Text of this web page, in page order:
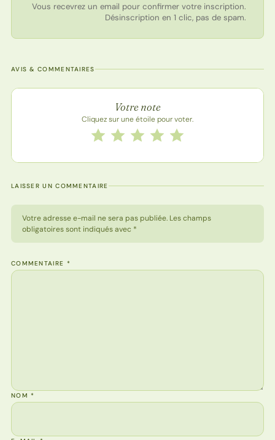
Vous recevrez un email pour confirmer votre inscription.
Désinscription en 1 clic, pas de spam.
AVIS & COMMENTAIRES
Note de la recette
Votre note
Cliquez sur une étoile pour voter.
Notez cette recette de 1 à 5 étoiles
5 étoiles
4 étoiles
3 étoiles
2 étoiles
1 étoile
LAISSER UN COMMENTAIRE
Votre adresse e-mail ne sera pas publiée. Les champs
obligatoires sont indiqués avec *
COMMENTAIRE *
NOM*